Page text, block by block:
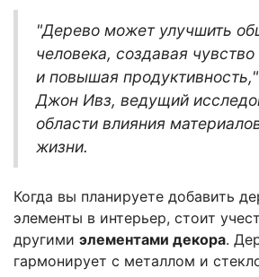
"Дерево может улучшить
человека, создавая
и повышая
Джон Ивз, ведущий
области влияния
жизни.
Когда вы планируете добавить
элементы в интерьер, стоит
другими элементами декора.
гармонирует с металлом и